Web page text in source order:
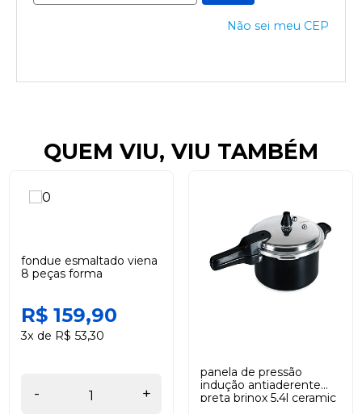
Não sei meu CEP
QUEM VIU, VIU TAMBÉM
fondue esmaltado viena
8 peças forma
R$ 159,90
3x de R$ 53,30
- +
panela de pressão
indução antiaderente
preta brinox 5,4l ceramic